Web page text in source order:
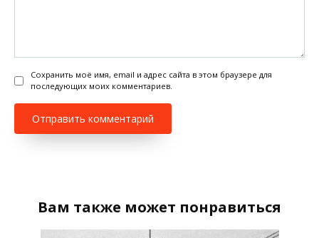
Сохранить моё имя, email и адрес сайта в этом браузере для
последующих моих комментариев.
Вам также может понравиться